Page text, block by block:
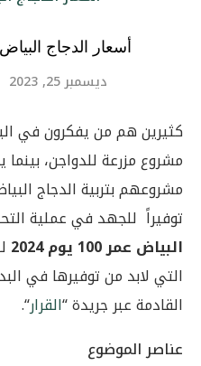
أسعار الدجاج البياض عمر
ديسمبر 25, 2023
كثيرين هم من يفكرون في
مشروع مزرعة للدواجن،
توفيراً للجهد في عملية
البياض عمر 100 يوم 2024
التي لابد من توفيرها في
القادمة عبر جريدة “القرار“.
عناصر الموضوع